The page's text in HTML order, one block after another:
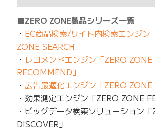
■ZERO ZONE製品シリーズ一覧
・ EC商品検索/サイト内検索エンジン
ZONE SEARCH」
・ レコメンドエンジン「ZERO ZONE
RECOMMEND」
・ 広告最適化エンジン「ZERO ZONE
・効果測定エンジン「ZERO ZONE
・ビッグデータ検索ソリューション
DISCOVER」